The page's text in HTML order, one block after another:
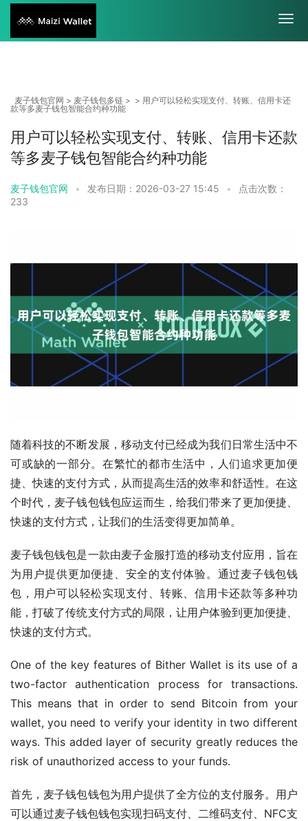
麦子钱包官网 > 麦子钱包多链 > > 用户可以轻松实现支付、转账、信用卡还
款等多麦子钱包智能合约种功能
用户可以轻松实现支付、转账、信用卡还款
等多麦子钱包智能合约种功能
麦子钱包官网 • 发布日期：2026-03-27 15:45 •
点击次数：
233
随着科技的不断发展，移动支付已经成为我们日常生活中不
可或缺的一部分。在繁忙的都市生活中，人们追求更加便
捷、快速的支付方式，从而提高生活的效率和舒适性。在这
个时代，麦子钱包钱包应运而生，给我们带来了更加便捷、
快速的支付方式，让我们的生活变得更加简单。
麦子钱包钱包是一款由麦子金服打造的移动支付应用，旨在
为用户提供更加便捷、安全的支付体验。通过麦子钱包钱
包，用户可以轻松实现支付、转账、信用卡还款等多种功
能，打破了传统支付方式的局限，让用户体验到更加便捷、
快速的支付方式。
One of the key features of Bither Wallet is its use of a
two-factor authentication process for transactions.
This means that in order to send Bitcoin from your
wallet, you need to verify your identity in two different
ways. This added layer of security greatly reduces the
risk of unauthorized access to your funds.
首先，麦子钱包钱包为用户提供了全方位的支付服务。用户
可以通过麦子钱包钱包实现扫码支付、二维码支付、NFC支